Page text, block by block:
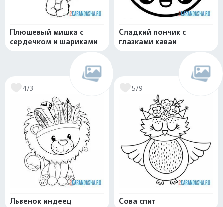
Плюшевый мишка с
сердечком и шариками
Сладкий пончик с
глазками каваи
473
Львенок индеец
579
Сова спит